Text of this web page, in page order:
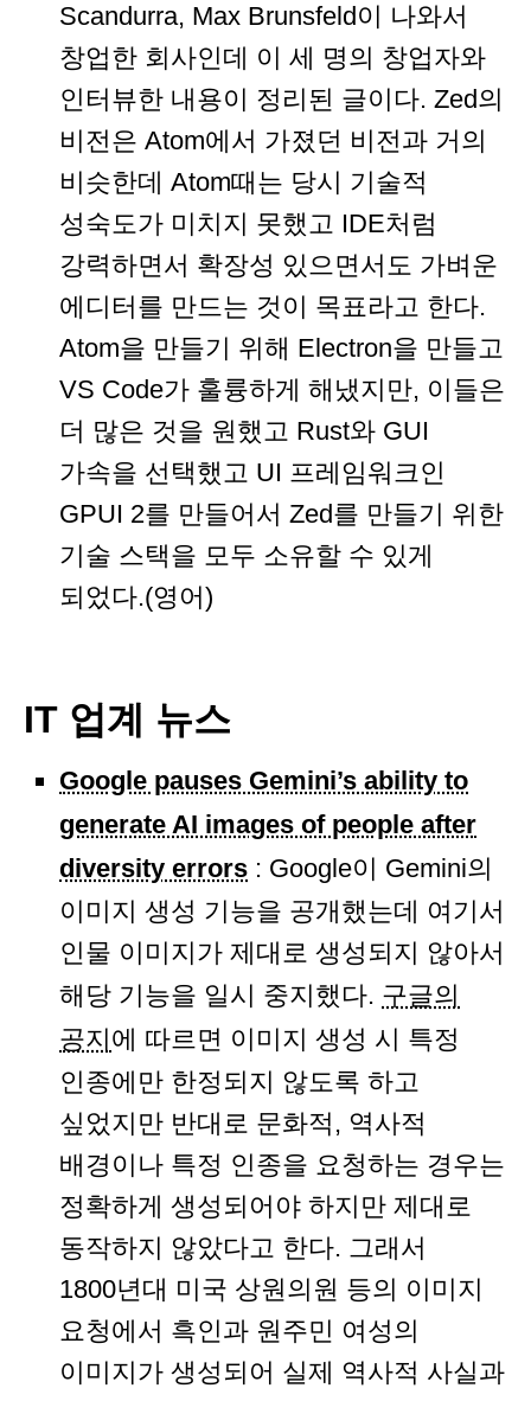
Scandurra, Max Brunsfeld이 나와서
창업한 회사인데 이 세 명의 창업자와
인터뷰한 내용이 정리된 글이다. Zed의
비전은 Atom에서 가졌던 비전과 거의
비슷한데 Atom때는 당시 기술적
성숙도가 미치지 못했고 IDE처럼
강력하면서 확장성 있으면서도 가벼운
에디터를 만드는 것이 목표라고 한다.
Atom을 만들기 위해 Electron을 만들고
VS Code가 훌륭하게 해냈지만, 이들은
더 많은 것을 원했고 Rust와 GUI
가속을 선택했고 UI 프레임워크인
GPUI 2를 만들어서 Zed를 만들기 위한
기술 스택을 모두 소유할 수 있게
되었다.(영어)
IT 업계 뉴스
Google pauses Gemini’s ability to
generate AI images of people after
diversity errors : Google이 Gemini의
이미지 생성 기능을 공개했는데 여기서
인물 이미지가 제대로 생성되지 않아서
해당 기능을 일시 중지했다. 구글의
공지 에 따르면 이미지 생성 시 특정
인종에만 한정되지 않도록 하고
싶었지만 반대로 문화적, 역사적
배경이나 특정 인종을 요청하는 경우는
정확하게 생성되어야 하지만 제대로
동작하지 않았다고 한다. 그래서
1800년대 미국 상원의원 등의 이미지
요청에서 흑인과 원주민 여성의
이미지가 생성되어 실제 역사적 사실과